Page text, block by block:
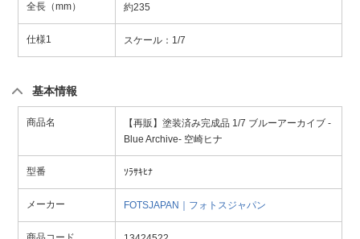
全長（mm） 約235
仕様1 スケール：1/7
基本情報
商品名
【再販】塗装済み完成品 1/7 ブルーアーカイブ -
Blue Archive- 空崎ヒナ
型番 ｿﾗｻｷﾋﾅ
メーカー FOTSJAPAN｜フォトスジャパン